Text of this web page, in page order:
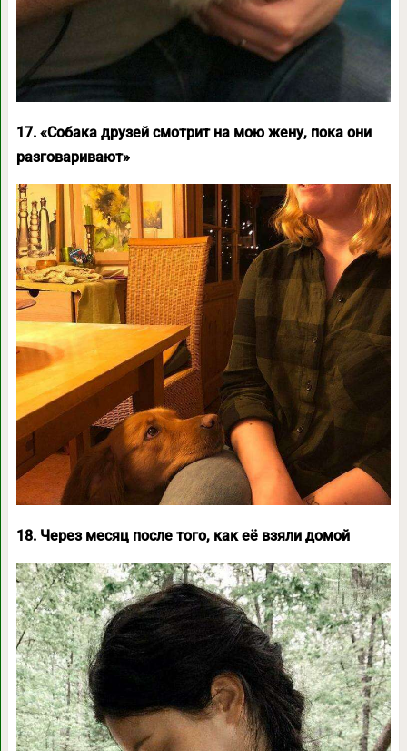
17. «Собака друзей смотрит на мою жену, пока они
разговаривают»
18. Через месяц после того, как её взяли домой